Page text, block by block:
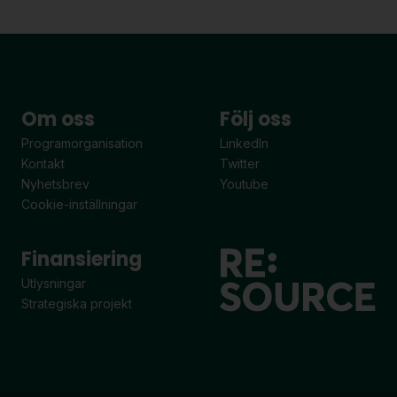
Om oss
Programorganisation
Kontakt
Nyhetsbrev
Cookie-inställningar
Följ oss
LinkedIn
Twitter
Youtube
Finansiering
Utlysningar
Strategiska projekt